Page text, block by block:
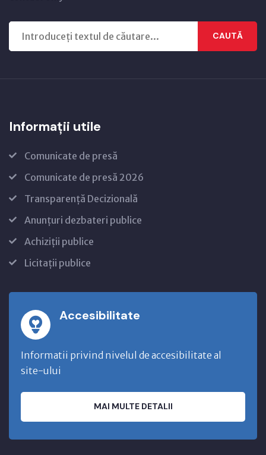
CAUTĂ
Informații utile
Comunicate de presă
Comunicate de presă 2026
Transparență Decizională
Anunțuri dezbateri publice
Achiziții publice
Licitații publice
Accesibilitate
Informatii privind nivelul de accesibilitate al
site-ului
MAI MULTE DETALII